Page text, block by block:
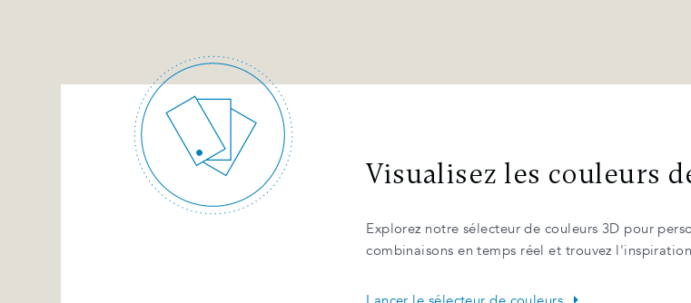
Visualisez les couleurs
Explorez notre sélecteur de couleurs 3D pour
combinaisons en temps réel et trouvez